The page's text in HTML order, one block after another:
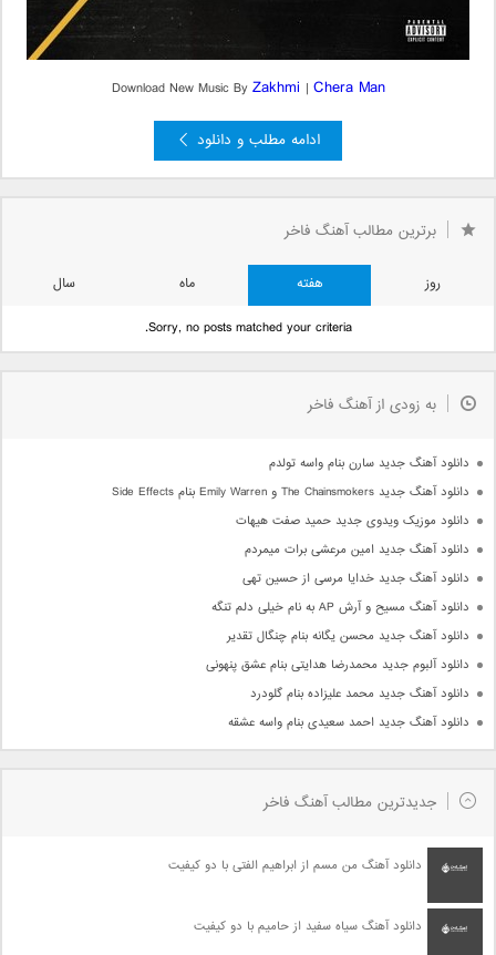
Download New Music ByZakhmi | Chera Man
ادامه مطلب و دانلود
برترین مطالب آهنگ فاخر
روز هفته ماه
سال
Sorry, no posts matched your criteria.
به زودی از آهنگ فاخر
دانلود آهنگ جدید سارن بنام واسه تولدم
دانلود آهنگ جدید The Chainsmokers و Emily Warren بنام Side Effects
دانلود موزیک ویدوی جدید حمید صفت هیهات
دانلود آهنگ جدید امین مرعشی برات میمردم
دانلود آهنگ جدید خدایا مرسی از حسین تهی
دانلود آهنگ مسیح و آرش AP به نام خیلی دلم تنگه
دانلود آهنگ جدید محسن یگانه بنام چنگال تقدیر
دانلود آلبوم جدید محمدرضا هدایتی بنام عشق پنهونی
دانلود آهنگ جدید محمد علیزاده بنام گلودرد
دانلود آهنگ جدید احمد سعیدی بنام واسه عشقه
جدیدترین مطالب آهنگ فاخر
دانلود آهنگ من مسم از ابراهیم الفتی با دو کیفیت
دانلود آهنگ سیاه سفید از حامیم با دو کیفیت